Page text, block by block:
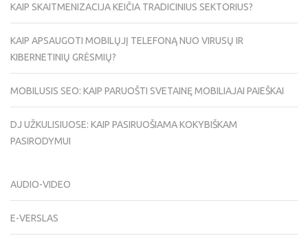
KAIP SKAITMENIZACIJA KEIČIA TRADICINIUS SEKTORIUS?
KAIP APSAUGOTI MOBILŲJĮ TELEFONĄ NUO VIRUSŲ IR
KIBERNETINIŲ GRĖSMIŲ?
MOBILUSIS SEO: KAIP PARUOŠTI SVETAINĘ MOBILIAJAI PAIEŠKAI
DJ UŽKULISIUOSE: KAIP PASIRUOŠIAMA KOKYBIŠKAM
PASIRODYMUI
AUDIO-VIDEO
E-VERSLAS